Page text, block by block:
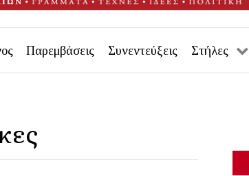
Παρεμβάσεις Συνεντεύξεις Στήλες